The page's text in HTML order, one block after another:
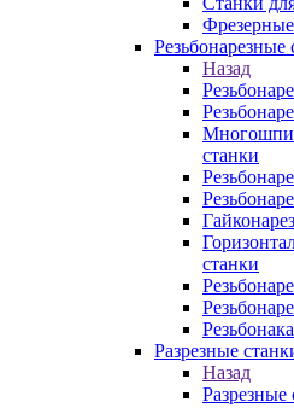
Резьбонарезные
Назад
станки
станки
Разрезные
Назад
Разрезные